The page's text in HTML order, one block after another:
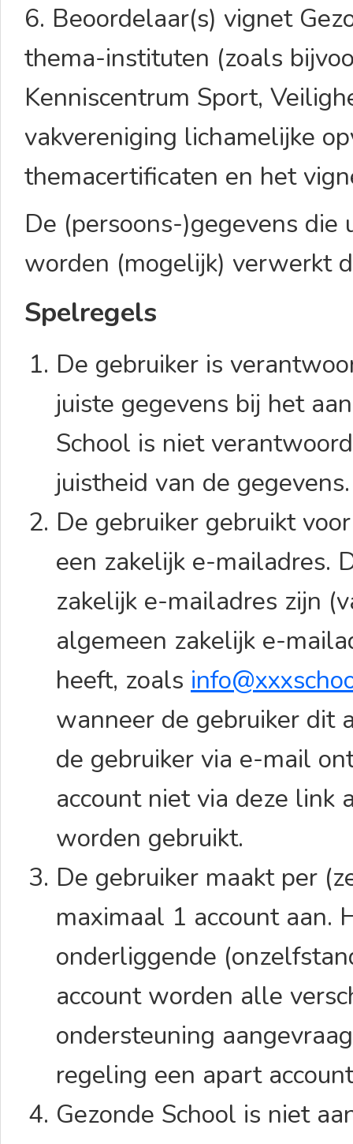
6. Beoordelaar(s) vignet
thema-instituten (zoals
Kenniscentrum Sport,
vakvereniging lichamelijke
themacertificaten en het
De (persoons-)gegevens
worden (mogelijk) verwerkt
Spelregels
De gebruiker is
juiste gegevens bij het
School is niet
juistheid van de
De gebruiker gebruikt
een zakelijk e-mailadres.
zakelijk e-mailadres zijn
algemeen zakelijk e-
heeft, zoals
wanneer de gebruiker dit
de gebruiker via e-mail
account niet via deze link
worden gebruikt.
De gebruiker maakt per
maximaal 1 account aan.
onderliggende
account worden alle
ondersteuning
regeling een apart
Gezonde School is niet